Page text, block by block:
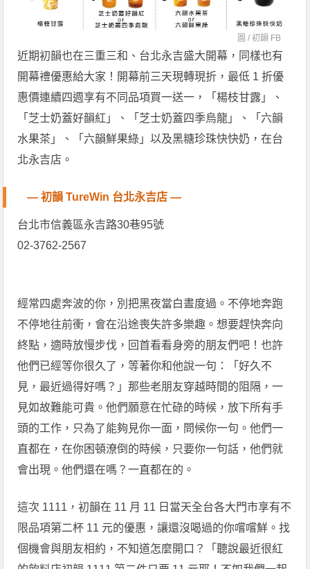
圖 /初韻 FB
近期初韻也在三重三和、台北永吉盛大開幕，同樣也有
開幕禮優惠給大家！開幕前三天現轉現折，最低 1 折優
惠價連續四週享有不同品項買一送一，「楊枝甘露」、
「芝士奶蓋好韻紅」、「芝士奶蓋四季烏龍」、「六韻
水果茶」、「六韻鮮果綠」以及黑糖珍珠快快奶，在台
北永吉店。
— 初韻 TureWin 台北永吉店 —
台北市信義區永吉路30巷95號
02-3762-2567
經常四處奔波的你，別把黑夜當白晝度過。不停地奔跑
不停地往前衝，會在沿途喪失許多樂趣。想要趕快奔向
終點，適時放慢步伐，回首看看身旁的朋友們吧！也許
他們已經等你很久了，等著你和他說一句：「好久不
見，最近過得好嗎？」那些老朋友穿越時間的阻隔，一
見如故難能可貴。他們願意在忙碌的時候，放下所有手
頭的工作，只為了能夠見你一面，問候你一句。他們一
直都在，在你困頓潦倒的時候，只要你一句話，他們就
會出現。他們還在嗎？一直都在的。
這次 1111，初韻在 11 月 11 日當天全台各大門市享有不
限品項第二杯 11 元的優惠，讓還沒喝過的你嚐嚐鮮。找
個機會與朋友相約，不知道怎麼開口？「聽說最近很紅